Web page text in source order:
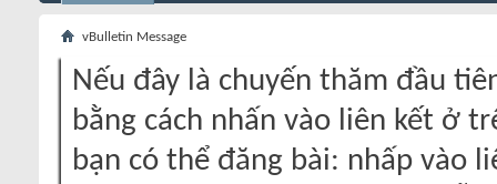
vBulletin Message
Nếu đây là chuyến thăm đầu
bằng cách nhấn vào liên kết ở
bạn có thể đăng bài: nhấp vào